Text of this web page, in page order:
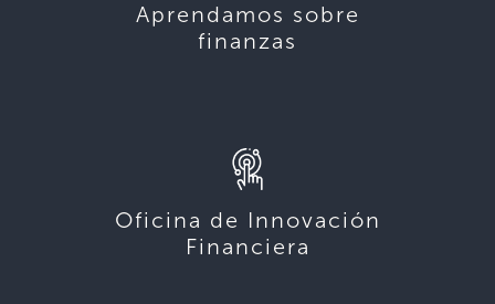
Aprendamos sobre
finanzas
Oficina de Innovación
Financiera